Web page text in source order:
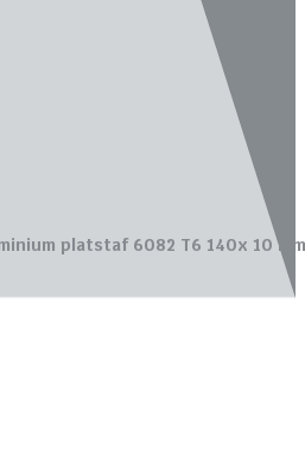
Bureau Magneet – Online
platstaf 6082 T6 140x 10